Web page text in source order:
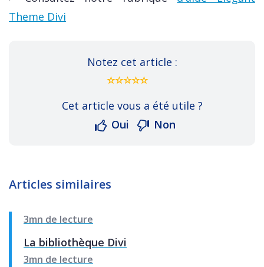
Theme Divi
Notez cet article :
Cet article vous a été utile ?
Oui
Non
Articles similaires
3mn de lecture
La bibliothèque Divi
3mn de lecture